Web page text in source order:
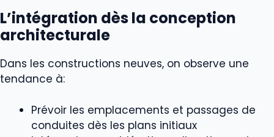
L’intégration dès la conception
architecturale
Dans les constructions neuves, on observe une
tendance à:
Prévoir les emplacements et passages de
conduites dès les plans initiaux